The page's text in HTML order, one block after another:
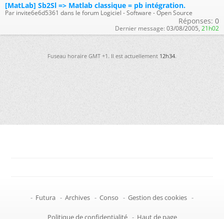
[MatLab] Sb2Sl => Matlab classique = pb intégration.
Par invite6e6d5361 dans le forum Logiciel - Software - Open Source
Réponses: 0
Dernier message: 03/08/2005, 21h02
Fuseau horaire GMT +1. Il est actuellement12h34.
- Futura - Archives - Conso - Gestion des cookies -
Politique de confidentialité - Haut de page